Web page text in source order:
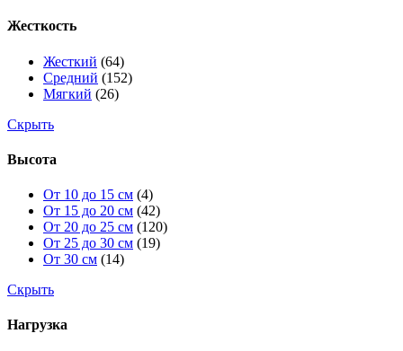
Жесткость
Жесткий (64)
Средний (152)
Мягкий (26)
Скрыть
Высота
От 10 до 15 см (4)
От 15 до 20 см (42)
От 20 до 25 см (120)
От 25 до 30 см (19)
От 30 см (14)
Скрыть
Нагрузка